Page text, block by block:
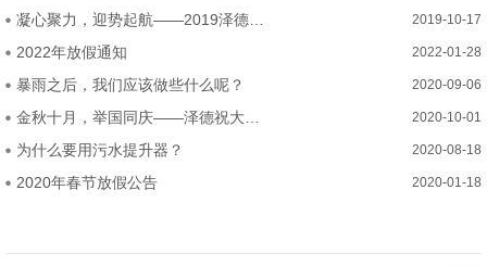
凝心聚力，迎势起航——2019泽德中国经销商研讨会 2019-10-17
2022年放假通知 2022-01-28
暴雨之后，我们应该做些什么呢？ 2020-09-06
金秋十月，举国同庆——泽德祝大家2020年中秋国庆节快乐 2020-10-01
为什么要用污水提升器？ 2020-08-18
2020年春节放假公告 2020-01-18